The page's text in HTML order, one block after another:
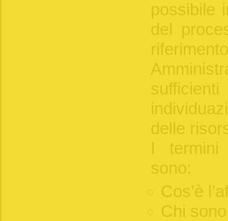
possibile
del
delle
I termini
sono:
Cos’è
Chi